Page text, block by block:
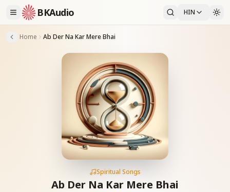
BKAudio HIN
Home Ab Der Na Kar Mere Bhai
Spiritual Songs
Ab Der Na Kar Mere Bhai